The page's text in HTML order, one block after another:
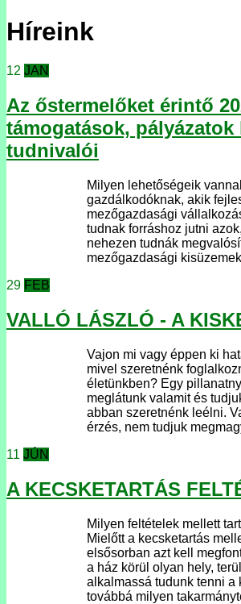
Híreink
12 JAN
Az őstermelőket érintő
támogatások, pályázatok
tudnivalói
Milyen lehetőségeik
gazdálkodóknak, akik
mezőgazdasági
tudnak forráshoz jutni
nehezen tudnák
mezőgazdasági
29 FEB
VALLÓ LÁSZLÓ - A
Vajon mi vagy éppen ki
mivel szeretnénk
életünkben? Egy
meglátunk valamit és
abban szeretnénk leélni.
érzés, nem tudjuk
11 JÚN
A KECSKETARTÁS
Milyen feltételek mellett
Mielőtt a kecsketartás
elsősorban azt kell
a ház körül olyan hely,
alkalmassá tudunk tenni a
továbbá milyen